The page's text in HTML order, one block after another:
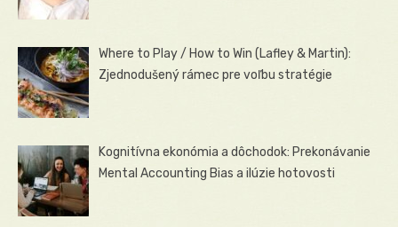
Where to Play / How to Win (Lafley & Martin):
Zjednodušený rámec pre voľbu stratégie
Kognitívna ekonómia a dôchodok: Prekonávanie
Mental Accounting Bias a ilúzie hotovosti